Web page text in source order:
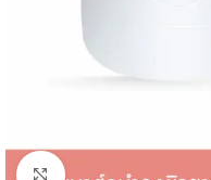
Click to enlarge